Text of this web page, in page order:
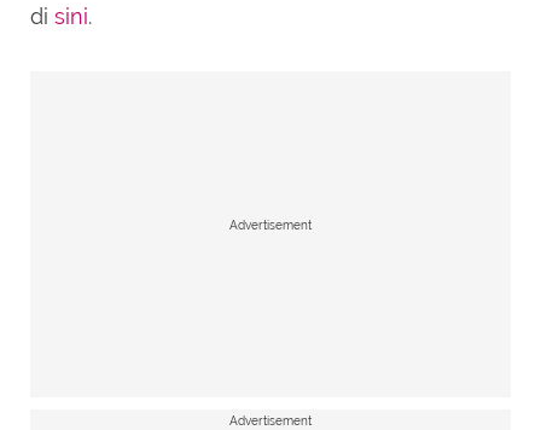
di sini.
Advertisement
Advertisement